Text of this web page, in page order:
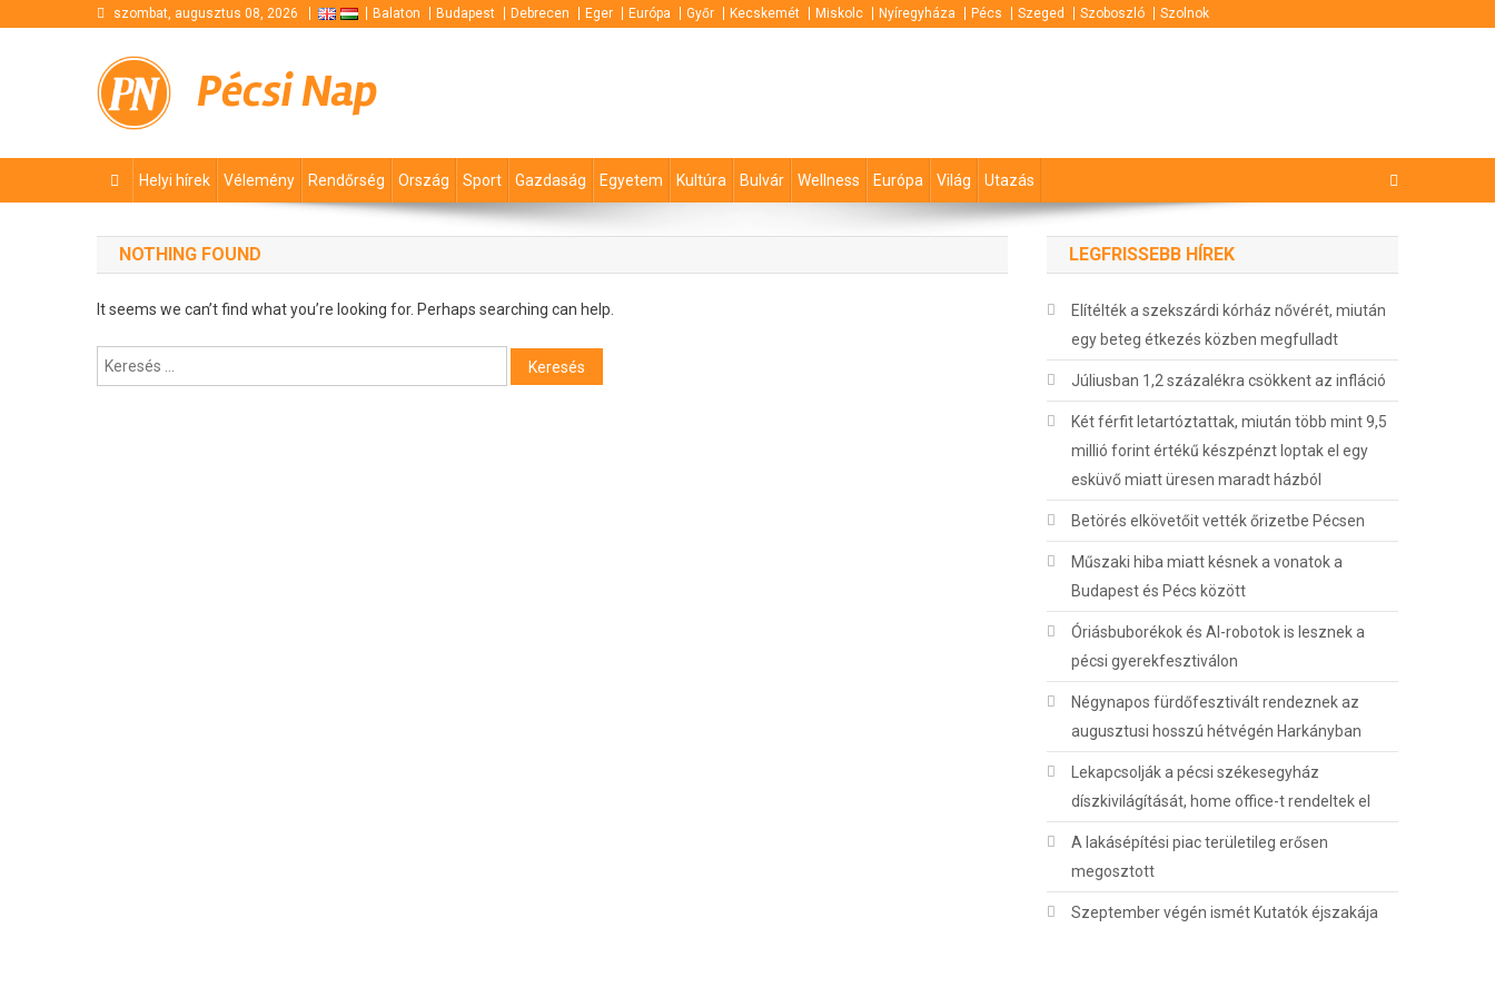
szombat, augusztus 08, 2026 Balaton Budapest Debrecen Eger Európa Győr Kecskemét Miskolc Nyíregyháza Pécs Szeged Szoboszló Szolnok
Pécsi Nap
Helyi hírek Vélemény Rendőrség Ország Sport Gazdaság Egyetem Kultúra Bulvár Wellness Európa Világ Utazás
NOTHING FOUND
It seems we can’t find what you’re looking for. Perhaps searching can help.
Keresés:
LEGFRISSEBB HÍREK
Elítélték a szekszárdi kórház nővérét, miután
egy beteg étkezés közben megfulladt
Júliusban 1,2 százalékra csökkent az infláció
Két férfit letartóztattak, miután több mint 9,5
millió forint értékű készpénzt loptak el egy
esküvő miatt üresen maradt házból
Betörés elkövetőit vették őrizetbe Pécsen
Műszaki hiba miatt késnek a vonatok a
Budapest és Pécs között
Óriásbuborékok és AI-robotok is lesznek a
pécsi gyerekfesztiválon
Négynapos fürdőfesztivált rendeznek az
augusztusi hosszú hétvégén Harkányban
Lekapcsolják a pécsi székesegyház
díszkivilágítását, home office-t rendeltek el
A lakásépítési piac területileg erősen
megosztott
Szeptember végén ismét Kutatók éjszakája